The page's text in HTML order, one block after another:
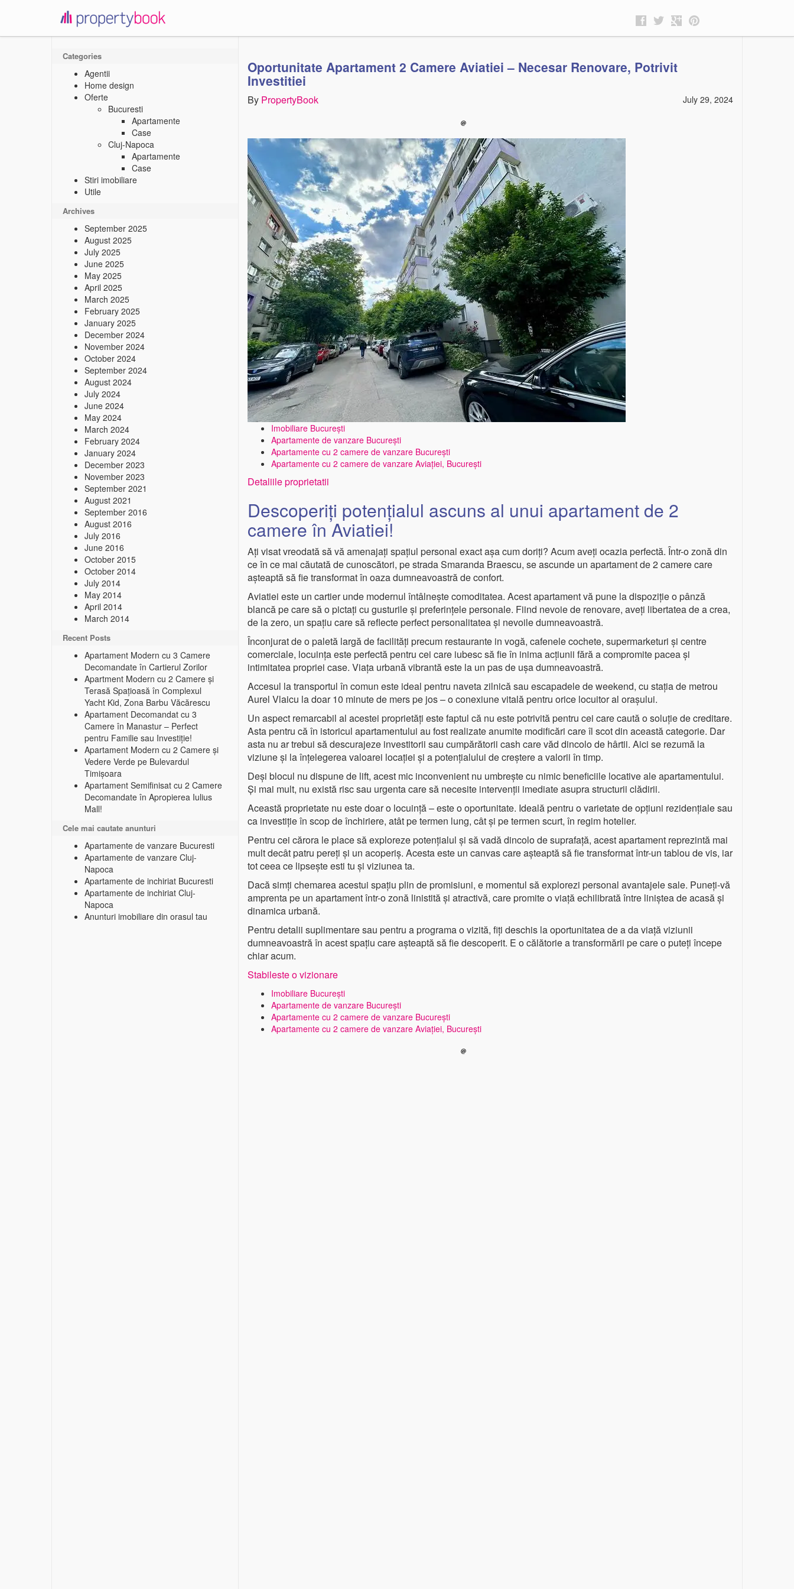
propertybook
Oportunitate Apartament 2 Camere Aviatiei – Necesar Renovare, Potrivit
Investitiei
July 29, 2024
By PropertyBook
Imobiliare București
Apartamente de vanzare București
Apartamente cu 2 camere de vanzare București
Apartamente cu 2 camere de vanzare Aviației, București
Detaliile proprietatii
Descoperiți potențialul ascuns al unui apartament de 2
camere în Aviatiei!
Ați visat vreodată să vă amenajați spațiul personal exact așa cum doriți? Acum aveți ocazia perfectă. Într-o zonă din
ce în ce mai căutată de cunoscători, pe strada Smaranda Braescu, se ascunde un apartament de 2 camere care
așteaptă să fie transformat în oaza dumneavoastră de confort.
Aviatiei este un cartier unde modernul întâlnește comoditatea. Acest apartament vă pune la dispoziție o pânză
blancă pe care să o pictați cu gusturile și preferințele personale. Fiind nevoie de renovare, aveți libertatea de a crea,
de la zero, un spațiu care să reflecte perfect personalitatea și nevoile dumneavoastră.
Înconjurat de o paletă largă de facilități precum restaurante in vogă, cafenele cochete, supermarketuri și centre
comerciale, locuința este perfectă pentru cei care iubesc să fie în inima acțiunii fără a compromite pacea și
intimitatea propriei case. Viața urbană vibrantă este la un pas de ușa dumneavoastră.
Accesul la transportul în comun este ideal pentru naveta zilnică sau escapadele de weekend, cu stația de metrou
Aurel Vlaicu la doar 10 minute de mers pe jos – o conexiune vitală pentru orice locuitor al orașului.
Un aspect remarcabil al acestei proprietăți este faptul că nu este potrivită pentru cei care caută o soluție de creditare.
Asta pentru că în istoricul apartamentului au fost realizate anumite modificări care îl scot din această categorie. Dar
asta nu ar trebui să descurajeze investitorii sau cumpărătorii cash care văd dincolo de hârtii. Aici se rezumă la
viziune și la înțelegerea valoarei locației și a potențialului de creștere a valorii în timp.
Deși blocul nu dispune de lift, acest mic inconvenient nu umbrește cu nimic beneficiile locative ale apartamentului.
Și mai mult, nu există risc sau urgenta care să necesite intervenții imediate asupra structurii clădirii.
Această proprietate nu este doar o locuință – este o oportunitate. Ideală pentru o varietate de opțiuni rezidențiale sau
ca investiție în scop de închiriere, atât pe termen lung, cât și pe termen scurt, în regim hotelier.
Pentru cei cărora le place să exploreze potențialul și să vadă dincolo de suprafață, acest apartament reprezintă mai
mult decât patru pereți și un acoperiș. Acesta este un canvas care așteaptă să fie transformat într-un tablou de vis, iar
tot ceea ce lipsește esti tu și viziunea ta.
Dacă simți chemarea acestui spațiu plin de promisiuni, e momentul să explorezi personal avantajele sale. Puneți-vă
amprenta pe un apartament într-o zonă linistită și atractivă, care promite o viață echilibrată între liniștea de acasă și
dinamica urbană.
Pentru detalii suplimentare sau pentru a programa o vizită, fiți deschis la oportunitatea de a da viață viziunii
dumneavoastră în acest spațiu care așteaptă să fie descoperit. E o călătorie a transformării pe care o puteți începe
chiar acum.
Stabileste o vizionare
Imobiliare București
Apartamente de vanzare București
Apartamente cu 2 camere de vanzare București
Apartamente cu 2 camere de vanzare Aviației, București
Categories
Agentii
Home design
Oferte
Bucuresti
Apartamente
Case
Cluj-Napoca
Apartamente
Case
Stiri imobiliare
Utile
Archives
September 2025
August 2025
July 2025
June 2025
May 2025
April 2025
March 2025
February 2025
January 2025
December 2024
November 2024
October 2024
September 2024
August 2024
July 2024
June 2024
May 2024
March 2024
February 2024
January 2024
December 2023
November 2023
September 2021
August 2021
September 2016
August 2016
July 2016
June 2016
October 2015
October 2014
July 2014
May 2014
April 2014
March 2014
Recent Posts
Apartament Modern cu 3 Camere
Decomandate în Cartierul Zorilor
Apartment Modern cu 2 Camere și
Terasă Spațioasă în Complexul
Yacht Kid, Zona Barbu Văcărescu
Apartament Decomandat cu 3
Camere în Manastur – Perfect
pentru Familie sau Investiție!
Apartament Modern cu 2 Camere și
Vedere Verde pe Bulevardul
Timișoara
Apartament Semifinisat cu 2 Camere
Decomandate în Apropierea Iulius
Mall!
Cele mai cautate anunturi
Apartamente de vanzare Bucuresti
Apartamente de vanzare Cluj-
Napoca
Apartamente de inchiriat Bucuresti
Apartamente de inchiriat Cluj-
Napoca
Anunturi imobiliare din orasul tau